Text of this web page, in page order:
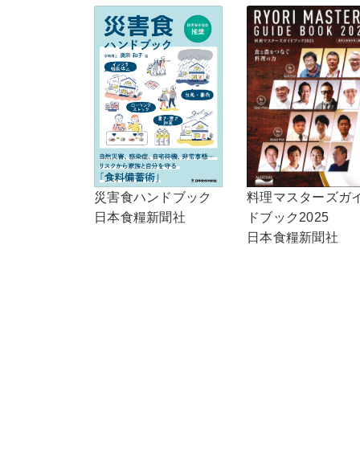
災害食ハンドブック
日本食糧新聞社
料理マスターズガ
ドブック2025
日本食糧新聞社